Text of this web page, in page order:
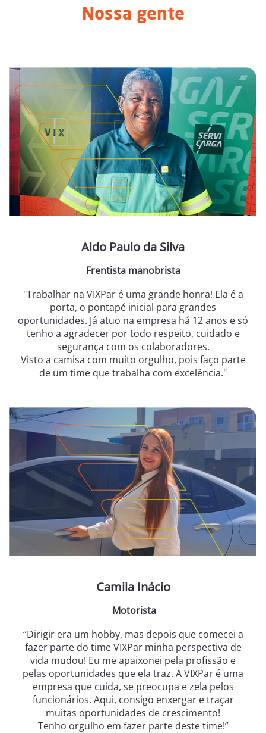
Nossa gente
Aldo Paulo da Silva
Frentista manobrista
"Trabalhar na VIXPar é uma grande honra! Ela é a
porta, o pontapé inicial para grandes
oportunidades. Já atuo na empresa há 12 anos e só
tenho a agradecer por todo respeito, cuidado e
segurança com os colaboradores.
Visto a camisa com muito orgulho, pois faço parte
de um time que trabalha com excelência."
Camila Inácio
Motorista
“Dirigir era um hobby, mas depois que comecei a
fazer parte do time VIXPar minha perspectiva de
vida mudou! Eu me apaixonei pela profissão e
pelas oportunidades que ela traz. A VIXPar é uma
empresa que cuida, se preocupa e zela pelos
funcionários. Aqui, consigo enxergar e traçar
muitas oportunidades de crescimento!
Tenho orgulho em fazer parte deste time!”